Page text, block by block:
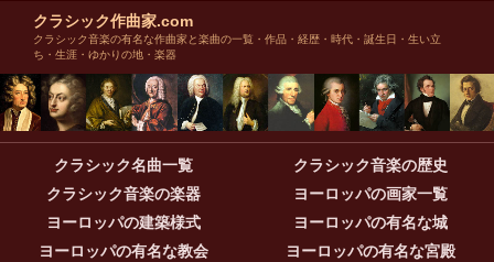
クラシック作曲家.com
クラシック音楽の有名な作曲家と楽曲の一覧・作品・経歴・時代・誕生日・生い立
ち・生涯・ゆかりの地・楽器
クラシック名曲一覧
クラシック音楽の歴史
クラシック音楽の楽器
ヨーロッパの画家一覧
ヨーロッパの建築様式
ヨーロッパの有名な城
ヨーロッパの有名な教会
ヨーロッパの有名な宮殿